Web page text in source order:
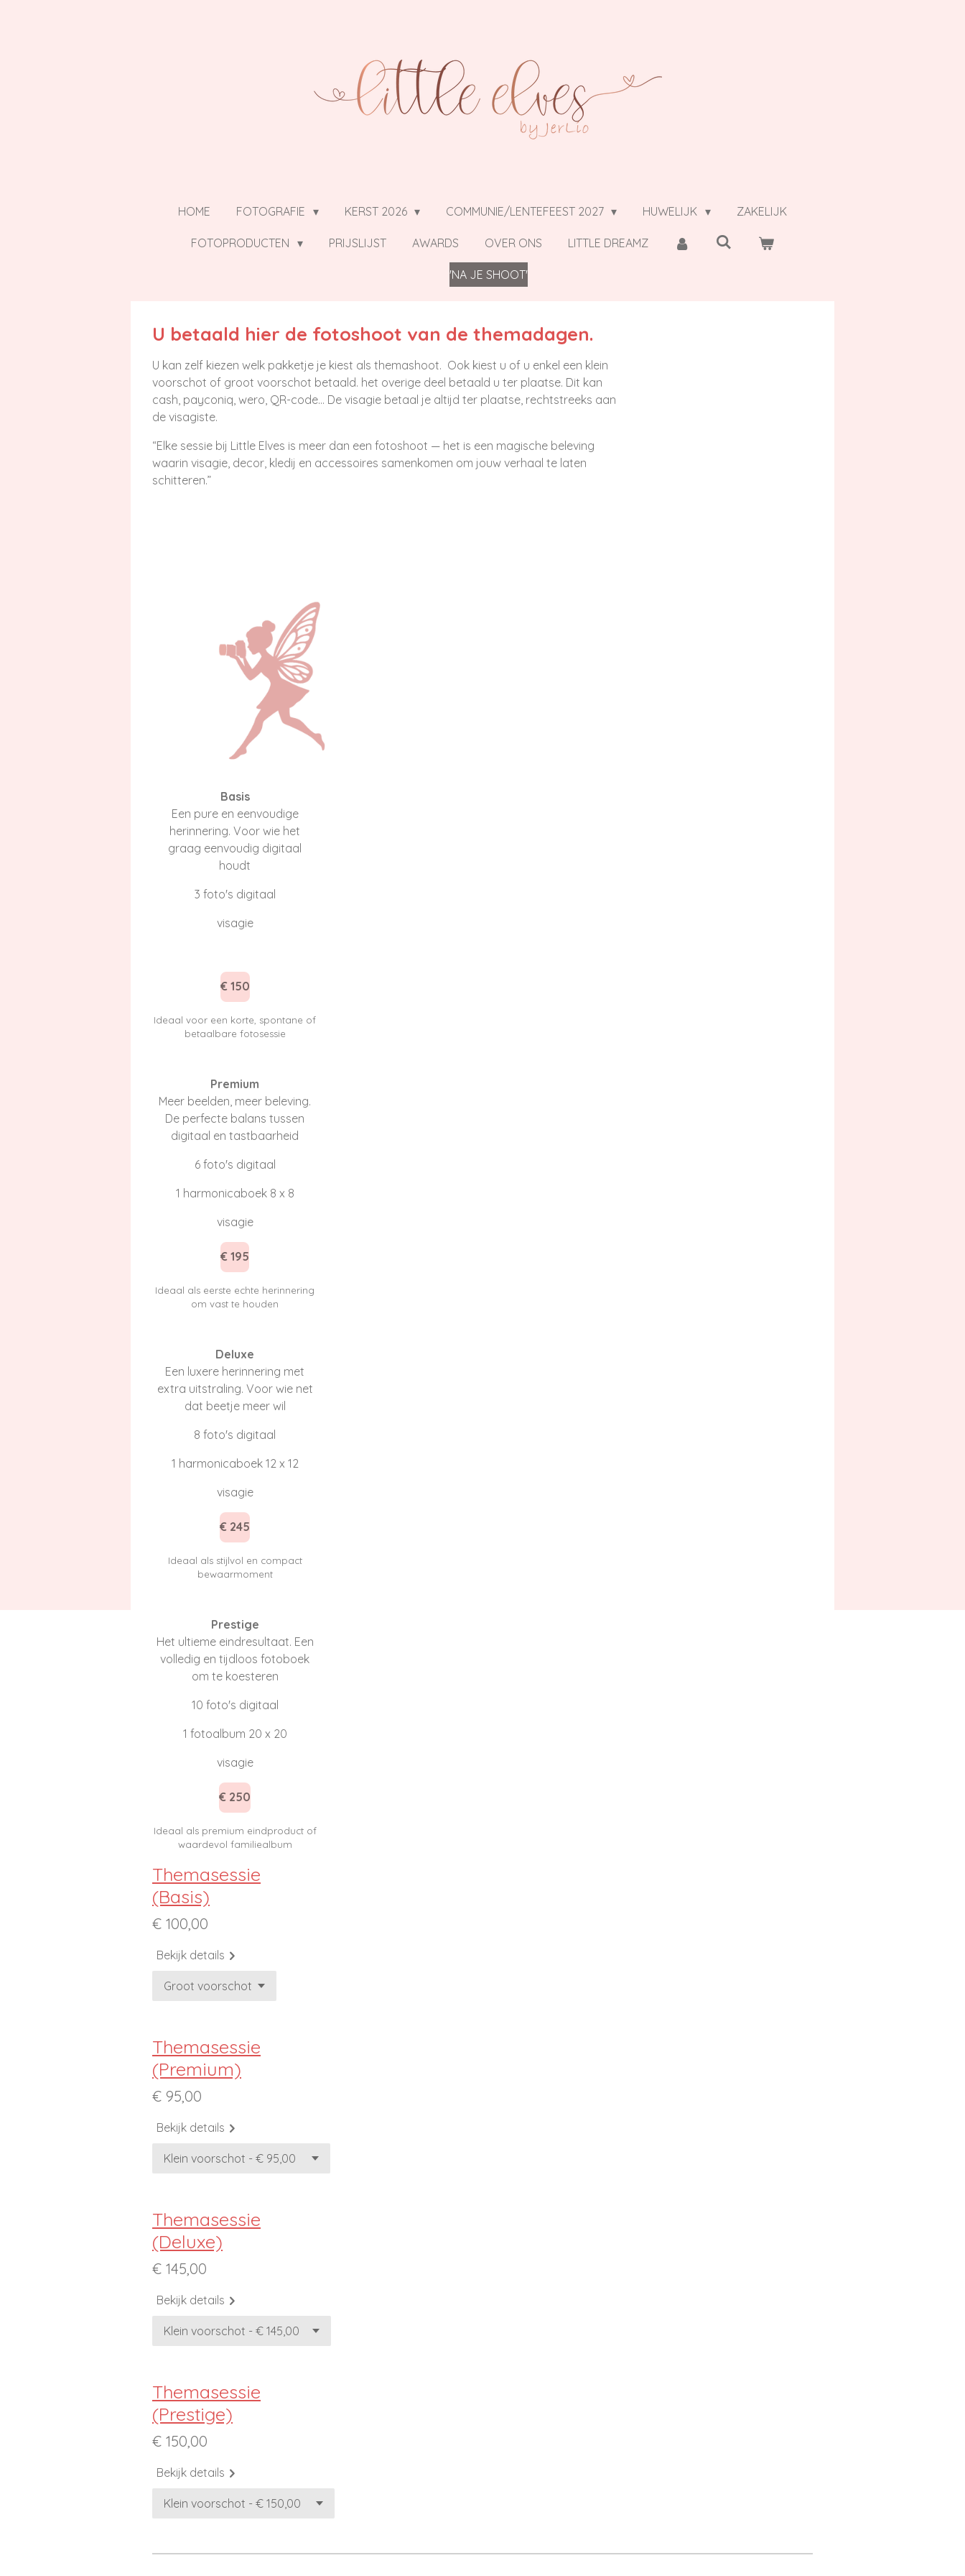
HOME FOTOGRAFIE KERST 2026 COMMUNIE/LENTEFEEST 2027 HUWELIJK ZAKELIJK
FOTOPRODUCTEN PRIJSLIJST AWARDS OVER ONS LITTLE DREAMZ
'NA JE SHOOT'
U betaald hier de fotoshoot van de themadagen.
U kan zelf kiezen welk pakketje je kiest als themashoot. Ook kiest u of u enkel een klein
voorschot of groot voorschot betaald. het overige deel betaald u ter plaatse. Dit kan
cash, payconiq, wero, QR-code... De visagie betaal je altijd ter plaatse, rechtstreeks aan
de visagiste.
“Elke sessie bij Little Elves is meer dan een fotoshoot — het is een magische beleving
waarin visagie, decor, kledij en accessoires samenkomen om jouw verhaal te laten
schitteren.”
Basis
Een pure en eenvoudige
herinnering. Voor wie het
graag eenvoudig digitaal
houdt
3 foto's digitaal
visagie
€ 150
Ideaal voor een korte, spontane of
betaalbare fotosessie
Premium
Meer beelden, meer beleving.
De perfecte balans tussen
digitaal en tastbaarheid
6 foto's digitaal
1 harmonicaboek 8 x 8
visagie
€ 195
Ideaal als eerste echte herinnering
om vast te houden
Deluxe
Een luxere herinnering met
extra uitstraling. Voor wie net
dat beetje meer wil
8 foto's digitaal
1 harmonicaboek 12 x 12
visagie
€ 245
Ideaal als stijlvol en compact
bewaarmoment
Prestige
Het ultieme eindresultaat. Een
volledig en tijdloos fotoboek
om te koesteren
10 foto's digitaal
1 fotoalbum 20 x 20
visagie
€ 250
Ideaal als premium eindproduct of
waardevol familiealbum
Themasessie
(Basis)
€ 100,00
Bekijk details
Themasessie
(Premium)
€ 95,00
Bekijk details
Themasessie
(Deluxe)
€ 145,00
Bekijk details
Themasessie
(Prestige)
€ 150,00
Bekijk details